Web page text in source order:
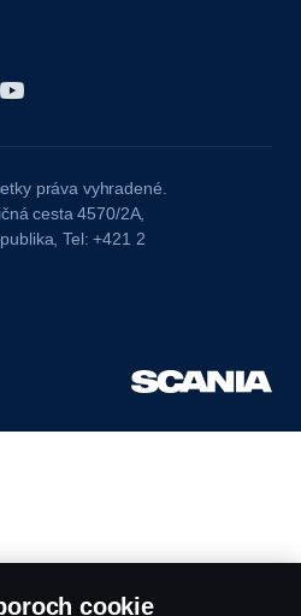
práva vyhradené.
cesta 4570/2A,
Tel: +421 2
cookie